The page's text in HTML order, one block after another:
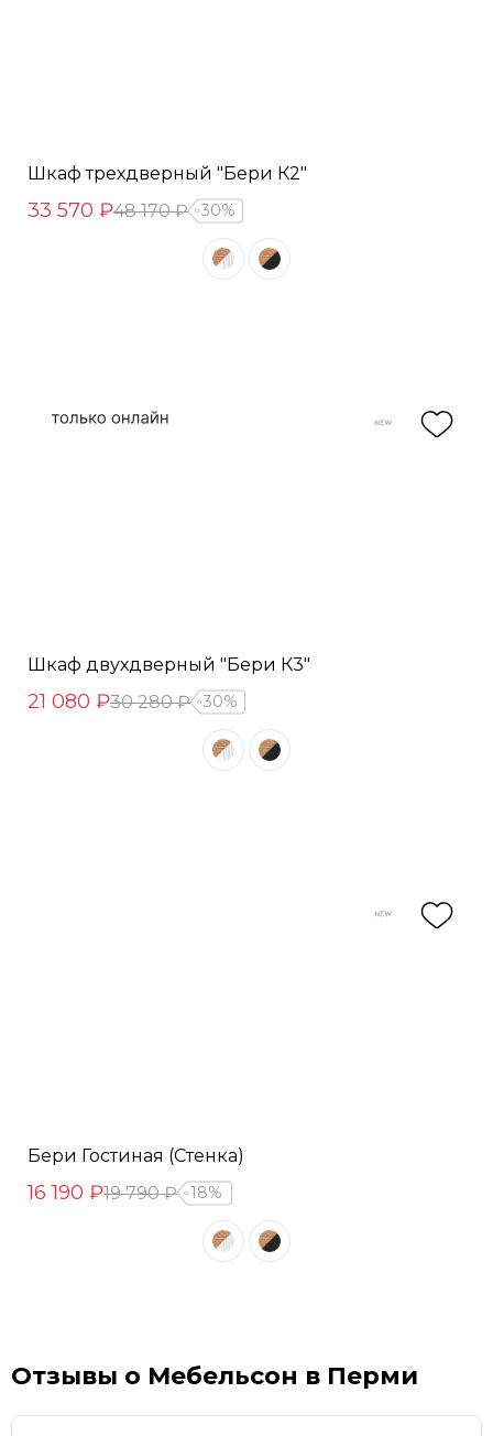
Шкаф трехдверный "Бери К2"
33 570 ₽48 170 ₽ 30%
Шкаф двухдверный "Бери К3"
21 080 ₽30 280 ₽ 30%
Бери Гостиная (Стенка)
16 190 ₽19 790 ₽ 18%
Отзывы о Мебельсон в Перми